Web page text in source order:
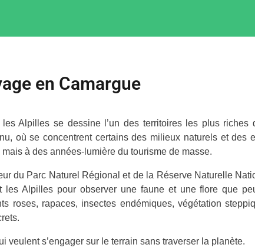
en Camargue
Alpilles se dessine l’un des territoires les plus riches
où se concentrent certains des milieux naturels et des
à des années-lumière du tourisme de masse.
du Parc Naturel Régional et de la Réserve Naturelle
les Alpilles pour observer une faune et une flore que
roses, rapaces, insectes endémiques, végétation
veulent s’engager sur le terrain sans traverser la planète.